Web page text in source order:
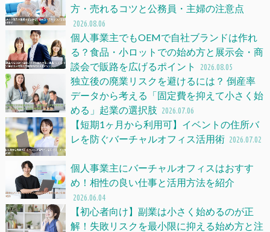
方・売れるコツと公務員・主婦の注意点
2026.08.06
個人事業主でもOEMで自社ブランドは作れ
る？食品・小ロットでの始め方と展示会・商
談会で販路を広げるポイント
2026.08.05
独立後の廃業リスクを避けるには？ 倒産率
データから考える「固定費を抑えて小さく始
める」起業の選択肢 2026.07.06
【短期1ヶ月から利用可】イベントの住所バ
レを防ぐバーチャルオフィス活用術 2026.07.02
個人事業主にバーチャルオフィスはおすす
め！相性の良い仕事と活用方法を紹介
2026.06.04
【初心者向け】副業は小さく始めるのが正
解！失敗リスクを最小限に抑える始め方と注